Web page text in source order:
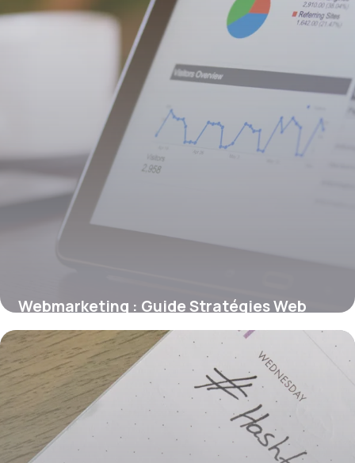
Webmarketing : Guide Stratégies Web
2026
15 juin 2026